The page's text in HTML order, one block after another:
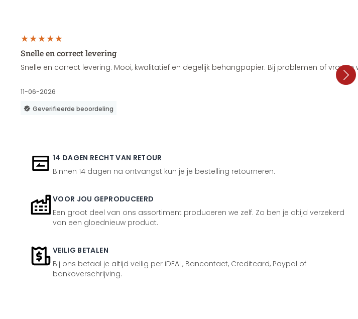
Snelle en correct levering
Snelle en correct levering. Mooi, kwalitatief en degelijk behangpapier. Bij problemen of
11-06-2026
Geverifieerde beoordeling
14 DAGEN RECHT VAN RETOUR
Binnen 14 dagen na ontvangst kun je je bestelling retourneren.
VOOR JOU GEPRODUCEERD
Een groot deel van ons assortiment produceren we zelf. Zo ben je altijd verzekerd
van een gloednieuw product.
VEILIG BETALEN
Bij ons betaal je altijd veilig per iDEAL, Bancontact, Creditcard, Paypal of
bankoverschrijving.